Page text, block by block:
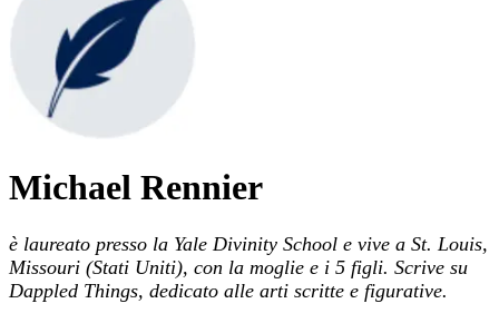
Michael Rennier
è laureato presso la Yale Divinity School e vive a St. Louis,
Missouri (Stati Uniti), con la moglie e i 5 figli. Scrive su
Dappled Things, dedicato alle arti scritte e figurative.